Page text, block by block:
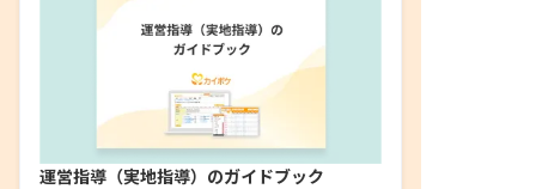
運営指導（実地指導）のガイドブック